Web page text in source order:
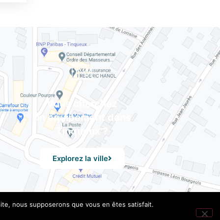
Vous cherchez
un équipement dans
Tinqueux ?
Explorez la ville
nous supposerons que vous en êtes satisfait.